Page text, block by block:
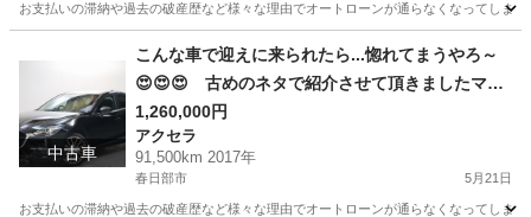
お支払いの滞納や過去の破産歴など様々な理由でオートローンが通らなくなってしま
キューブ オトロン
中古車
こんな車で迎えに来られたら...惚れてまうやろ～
😍😍😍 古めのネタで紹介させて頂きましたマツ
ダアクセラスポーツです。
1,260,000円
アクセラ
91,500km 2017年
春日部市 5月21日
お支払いの滞納や過去の破産歴など様々な理由でオートローンが通らなくなってしま